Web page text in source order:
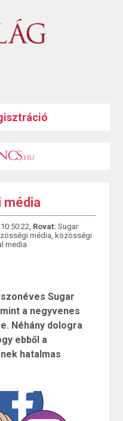
média
Rovat: Sugar
média, közösségi
media
Sugar
a negyvenes
Néhány dologra
ebből a
hatalmas